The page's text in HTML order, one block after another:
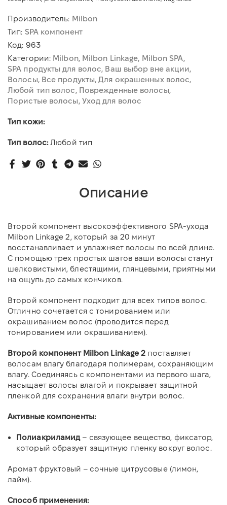
Производитель: Milbon
Тип: SPA компонент
Код: 963
Категории: Milbon Milbon Linkage Milbon SPA
SPA продукты для волос Ваш выбор вне акции
Волосы Все продукты Для окрашенных волос
Любой тип волос Поврежденные волосы
Пористые волосы Уход для волос
Тип кожи:
Тип волос:Любой тип
Описание
Второй компонент высокоэффективного SPA-ухода
Milbon Linkage 2, который за 20 минут
восстанавливает и увлажняет волосы по всей длине.
С помощью трех простых шагов ваши волосы станут
шелковистыми, блестящими, глянцевыми, приятными
на ощупь до самых кончиков.
Второй компонент подходит для всех типов волос.
Отлично сочетается с тонированием или
окрашиванием волос (проводится перед
тонированием или окрашиванием).
Второй компонент Milbon Linkage 2 поставляет
волосам влагу благодаря полимерам, сохраняющим
влагу. Соединяясь с компонентами из первого шага,
насыщает волосы влагой и покрывает защитной
пленкой для сохранения влаги внутри волос.
Активные компоненты:
Полиакриламид – связующее вещество, фиксатор,
который образует защитную пленку вокруг волос.
Аромат фруктовый – сочные цитрусовые (лимон,
лайм).
Способ применения: